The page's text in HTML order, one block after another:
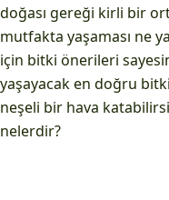
doğası gereği kirli bir
mutfakta yaşaması ne
için bitki önerileri
yaşayacak en doğru
neşeli bir hava
nelerdir?